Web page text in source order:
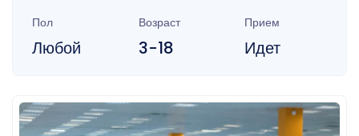
Пол
Любой
Возраст
3-18
Прием
Идет